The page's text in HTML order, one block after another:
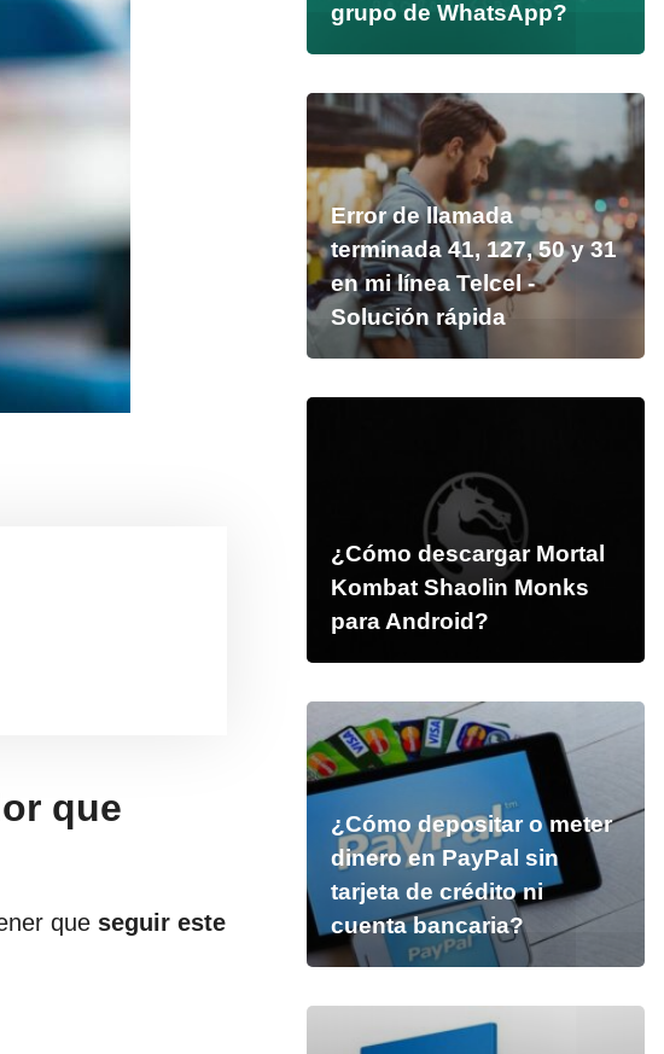
que
que seguir este
grupo de WhatsApp?
Error de llamada
terminada 41, 127, 50 y 31
en mi línea Telcel -
Solución rápida
¿Cómo descargar Mortal
Kombat Shaolin Monks
para Android?
¿Cómo depositar o meter
dinero en PayPal sin
tarjeta de crédito ni
cuenta bancaria?